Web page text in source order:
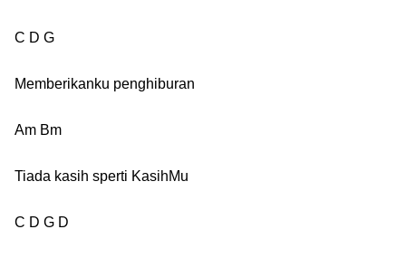
C D G
Memberikanku penghiburan
Am Bm
Tiada kasih sperti KasihMu
C D G D